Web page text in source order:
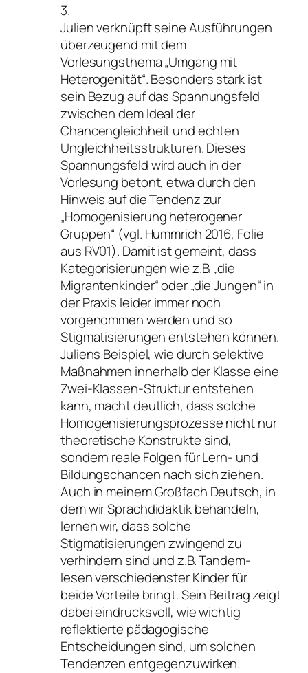
3.
Julien verknüpft seine Ausführungen
überzeugend mit dem
Vorlesungsthema „Umgang mit
Heterogenität“. Besonders stark ist
sein Bezug auf das Spannungsfeld
zwischen dem Ideal der
Chancengleichheit und echten
Ungleichheitsstrukturen. Dieses
Spannungsfeld wird auch in der
Vorlesung betont, etwa durch den
Hinweis auf die Tendenz zur
„Homogenisierung heterogener
Gruppen“ (vgl. Hummrich 2016, Folie
aus RV01). Damit ist gemeint, dass
Kategorisierungen wie z.B. „die
Migrantenkinder“ oder „die Jungen“ in
der Praxis leider immer noch
vorgenommen werden und so
Stigmatisierungen entstehen können.
Juliens Beispiel, wie durch selektive
Maßnahmen innerhalb der Klasse eine
Zwei-Klassen-Struktur entstehen
kann, macht deutlich, dass solche
Homogenisierungsprozesse nicht nur
theoretische Konstrukte sind,
sondern reale Folgen für Lern- und
Bildungschancen nach sich ziehen.
Auch in meinem Großfach Deutsch, in
dem wir Sprachdidaktik behandeln,
lernen wir, dass solche
Stigmatisierungen zwingend zu
verhindern sind und z.B. Tandem-
lesen verschiedenster Kinder für
beide Vorteile bringt. Sein Beitrag zeigt
dabei eindrucksvoll, wie wichtig
reflektierte pädagogische
Entscheidungen sind, um solchen
Tendenzen entgegenzuwirken.